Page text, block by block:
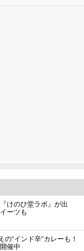
けのひ堂ラボ』が出
ーツも
“インド辛”カレーも！
催中